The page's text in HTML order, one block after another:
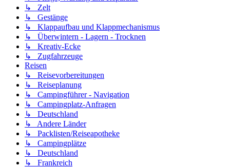
↳ Zelt
↳ Gestänge
↳ Klappaufbau und Klappmechanismus
↳ Überwintern - Lagern - Trocknen
↳ Kreativ-Ecke
↳ Zugfahrzeuge
Reisen
↳ Reisevorbereitungen
↳ Reiseplanung
↳ Campingführer - Navigation
↳ Campingplatz-Anfragen
↳ Deutschland
↳ Andere Länder
↳ Packlisten/Reiseapotheke
↳ Campingplätze
↳ Deutschland
↳ Frankreich